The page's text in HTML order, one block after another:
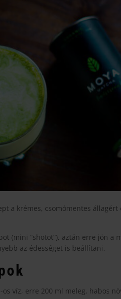
a krémes, csomómentes állagért
(mini “shotot”), aztán erre jön a
az édességet is beállítani.
os víz, erre 200 ml meleg, habos